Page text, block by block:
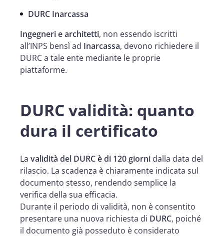
DURC Inarcassa
Ingegneri e architetti, non essendo iscritti
all’INPS bensì ad Inarcassa, devono richiedere il
DURC a tale ente mediante le proprie
piattaforme.
DURC validità: quanto
dura il certificato
La validità del DURC è di 120 giorni dalla data del
rilascio. La scadenza è chiaramente indicata sul
documento stesso, rendendo semplice la
verifica della sua efficacia.
Durante il periodo di validità, non è consentito
presentare una nuova richiesta di DURC, poiché
il documento già posseduto è considerato